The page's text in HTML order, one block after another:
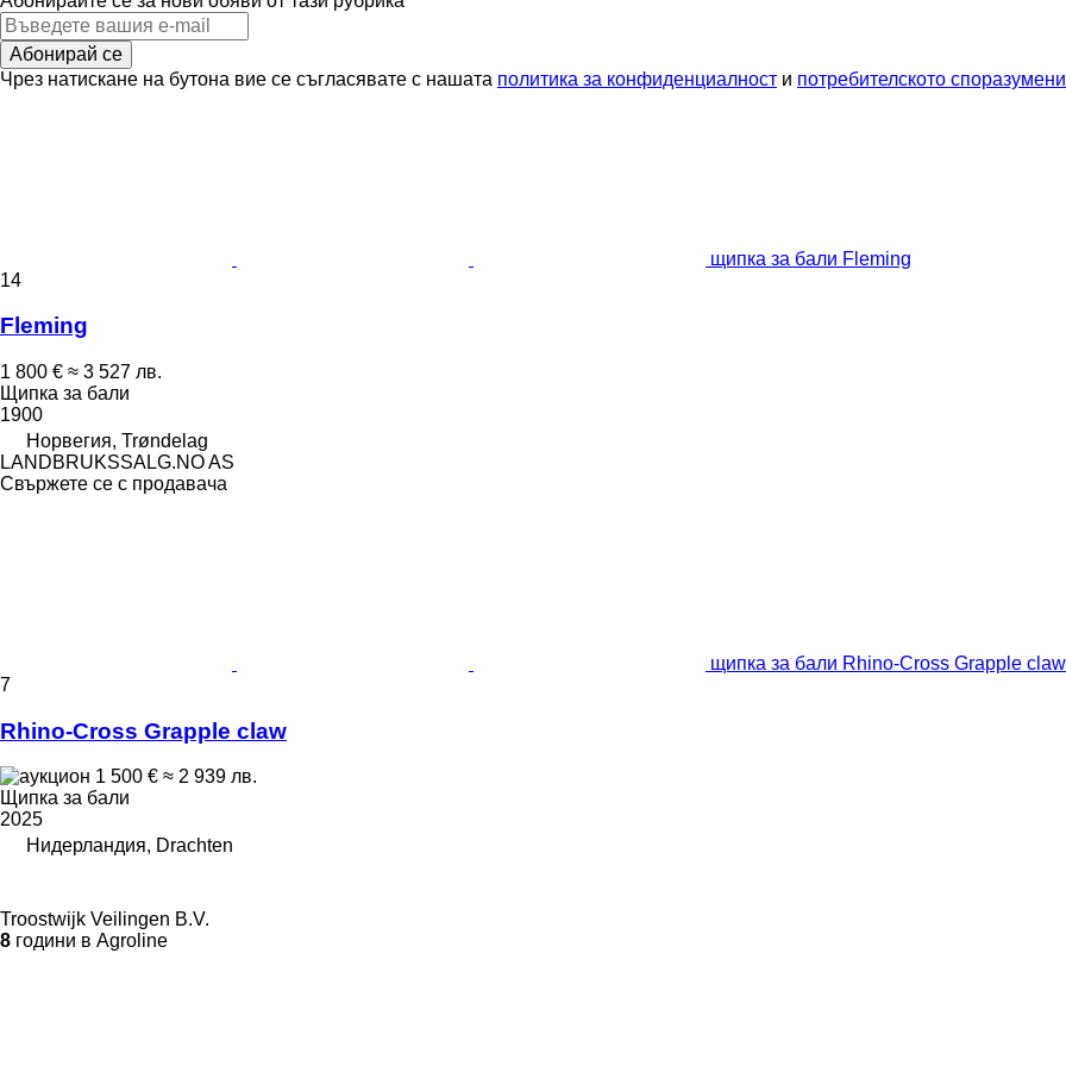
Абонирай се
Чрез натискане на бутона вие се съгласявате с нашата политика за конфиденциалност и потребителското
щипка за бали Fleming
14
Fleming
1 800 € ≈ 3 527 лв.
Щипка за бали
1900
Норвегия, Trøndelag
LANDBRUKSSALG.NO AS
Свържете се с продавача
щипка за бали Rhino-Cross Grapple claw
7
Rhino-Cross Grapple claw
1 500 € ≈ 2 939 лв.
Щипка за бали
2025
Нидерландия, Drachten
Troostwijk Veilingen B.V.
8 години в Agroline